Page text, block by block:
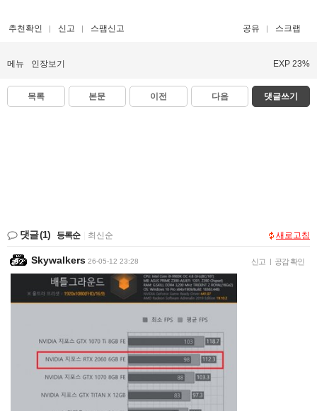
추천확인 신고 스팸신고 공유 스크랩
메뉴 인장보기 EXP 23%
목록 본문 이전 다음 댓글쓰기
댓글(1) 등록순 최신순 새로고침
Skywalkers 26-05-12 23:28 신고 공감 확인